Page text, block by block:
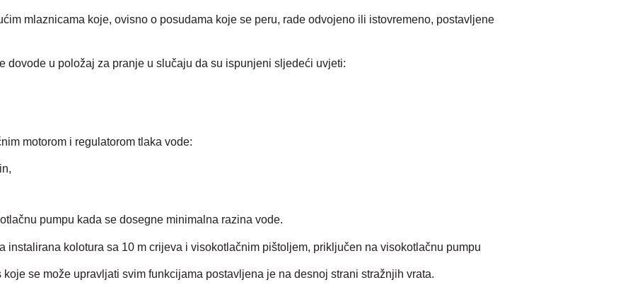
mlaznicama koje, ovisno o posudama koje se peru, rade odvojeno ili istovremeno, postavljene
dovode u položaj za pranje u slučaju da su ispunjeni sljedeći uvjeti:
motorom i regulatorom tlaka vode:
pumpu kada se dosegne minimalna razina vode.
instalirana kolotura sa 10 m crijeva i visokotlačnim pištoljem, priključen na visokotlačnu pumpu
se može upravljati svim funkcijama postavljena je na desnoj strani stražnjih vrata.